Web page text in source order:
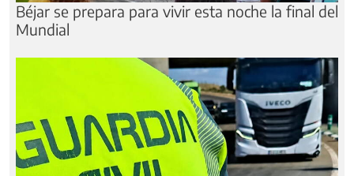
Béjar se prepara para vivir esta noche la final del
Mundial